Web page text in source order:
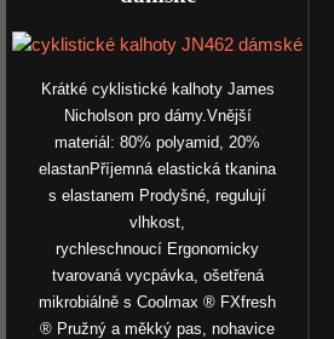
Krátké cyklistické kalhoty James
Nicholson pro dámy.Vnější
materiál: 80% polyamid, 20%
elastanPříjemná elastická tkanina
s elastanem Prodyšné, regulují
vlhkost,
rychleschnoucí Ergonomicky
tvarovaná vycpávka, ošetřená
mikrobiálně s Coolmax ® FXfresh
® Pružný a měkký pas, nohavice